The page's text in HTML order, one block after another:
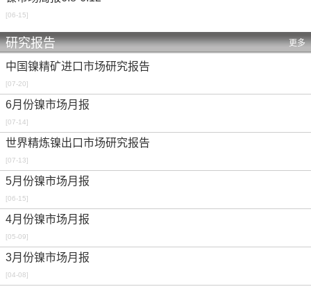
[06-15]
研究报告 更多
中国镍精矿进口市场研究报告
[07-20]
6月份镍市场月报
[07-14]
世界精炼镍出口市场研究报告
[07-13]
5月份镍市场月报
[06-15]
4月份镍市场月报
[05-09]
3月份镍市场月报
[04-08]